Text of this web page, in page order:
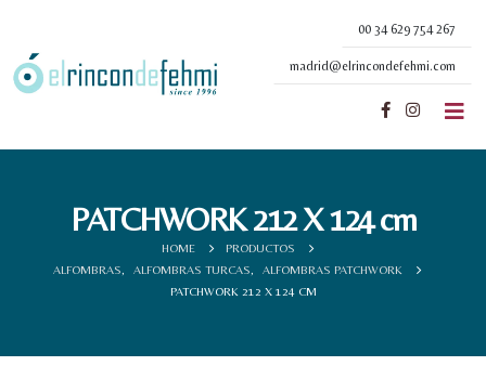
00 34 629 754 267
madrid@elrincondefehmi.com
PATCHWORK 212 X 124 cm
HOME
PRODUCTOS
ALFOMBRAS
ALFOMBRAS TURCAS
ALFOMBRAS PATCHWORK
PATCHWORK 212 X 124 CM